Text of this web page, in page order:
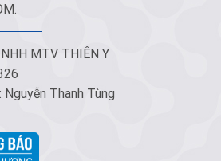
MTV THIÊN Y
Thanh Tùng